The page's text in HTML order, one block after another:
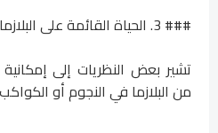
### 3. الحياة القائمة على البلازما
تشير بعض النظريات إلى
من البلازما في النجوم أو